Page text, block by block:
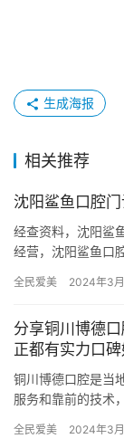
生成海报
相关推荐
沈阳鲨鱼口腔
经查资料，沈阳鲨
经营，沈阳鲨鱼口
全民爱美 2024年3
分享铜川博德
正都有实力口碑
铜川博德口腔是当
服务和靠前的技术
案，满足…
全民爱美 2024年3